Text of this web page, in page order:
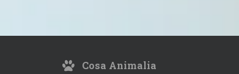
Cosa Animalia